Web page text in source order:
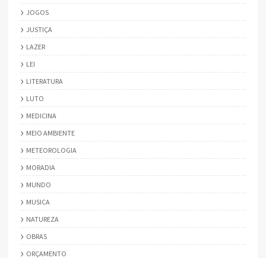
JOGOS
JUSTIÇA
LAZER
LEI
LITERATURA
LUTO
MEDICINA
MEIO AMBIENTE
METEOROLOGIA
MORADIA
MUNDO
MUSICA
NATUREZA
OBRAS
ORÇAMENTO